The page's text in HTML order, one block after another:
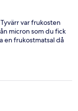
var frukosten
micron som du fick
en frukostmatsal då